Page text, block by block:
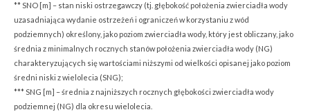
** SNO [m] – stan niski ostrzegawczy (tj. głębokość położenia zwierciadła wody
uzasadniająca wydanie ostrzeżeń i ograniczeń w korzystaniu z wód
podziemnych) określony, jako poziom zwierciadła wody, który jest obliczany, jako
średnia z minimalnych rocznych stanów położenia zwierciadła wody (NG)
charakteryzujących się wartościami niższymi od wielkości opisanej jako poziom
średni niski z wielolecia (SNG);
*** SNG [m] – średnia z najniższych rocznych głębokości zwierciadła wody
podziemnej (NG) dla okresu wielolecia.